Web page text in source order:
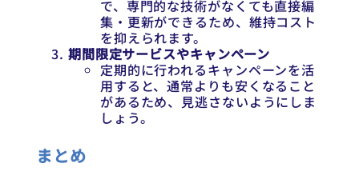
で、専門的な技術がなくても直接編
集・更新ができるため、維持コスト
を抑えられます。
期間限定サービスやキャンペーン
定期的に行われるキャンペーンを活
用すると、通常よりも安くなること
があるため、見逃さないようにしま
しょう。
まとめ